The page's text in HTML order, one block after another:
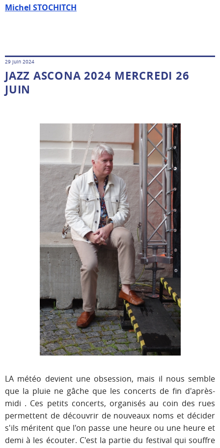
Michel STOCHITCH
29 juin 2024
JAZZ ASCONA 2024 MERCREDI 26
JUIN
LA météo devient une obsession, mais il nous semble
que la pluie ne gâche que les concerts de fin d'après-
midi . Ces petits concerts, organisés au coin des rues
permettent de découvrir de nouveaux noms et décider
s'ils méritent que l'on passe une heure ou une heure et
demi à les écouter. C'est la partie du festival qui souffre